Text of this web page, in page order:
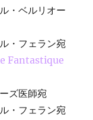
・ベルリオー
・フェラン宛
Fantastique
ズ医師宛
・フェラン宛